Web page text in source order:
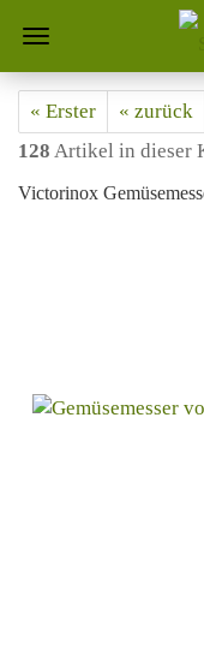
« Erster « zurück
128 Artikel in dieser
Victorinox